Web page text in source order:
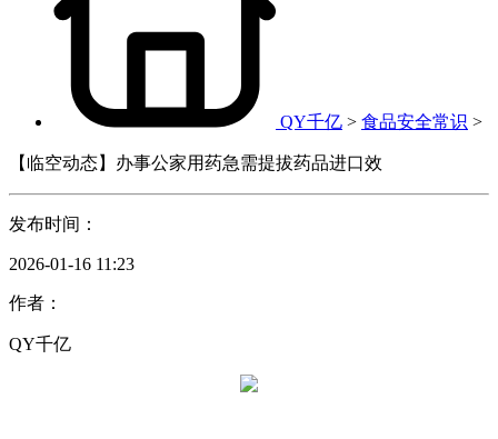
QY千亿 > 食品安全常识 >
【临空动态】办事公家用药急需提拔药品进口效
发布时间：
2026-01-16 11:23
作者：
QY千亿